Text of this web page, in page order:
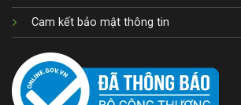
Cam kết bảo mật thông tin